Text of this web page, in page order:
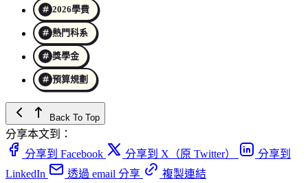
2026學費
熱門科系
獎學金
預算規劃
Back To Top
分享本文到：
分享到 Facebook
分享到 X（原 Twitter）
分享到
LinkedIn
透過 email 分享
複製連結